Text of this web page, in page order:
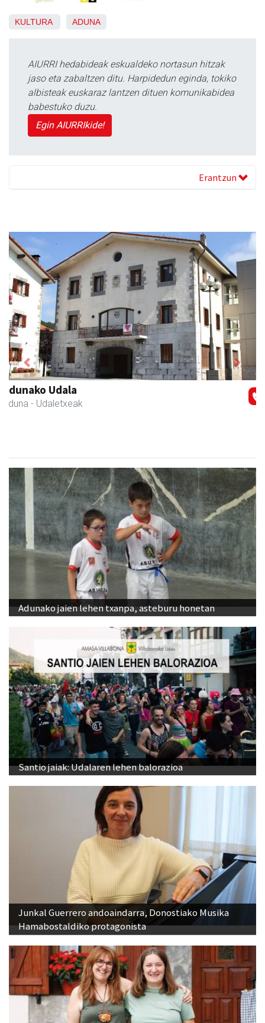
KULTURA ADUNA
AIURRI hedabideak eskualdeko nortasun hitzak
jaso eta zabaltzen ditu. Harpidedun eginda, tokiko
albisteak euskaraz lantzen dituen komunikabidea
babestuko duzu.
Egin AIURRIkide!
Erantzun
Ernaitza liburu-denda
Andoain - Liburu-dendak
Previous Next
Adunako jaien lehen txanpa, asteburu honetan
Santio jaiak: Udalaren lehen balorazioa
Junkal Guerrero andoaindarra, Donostiako Musika
Hamabostaldiko protagonista